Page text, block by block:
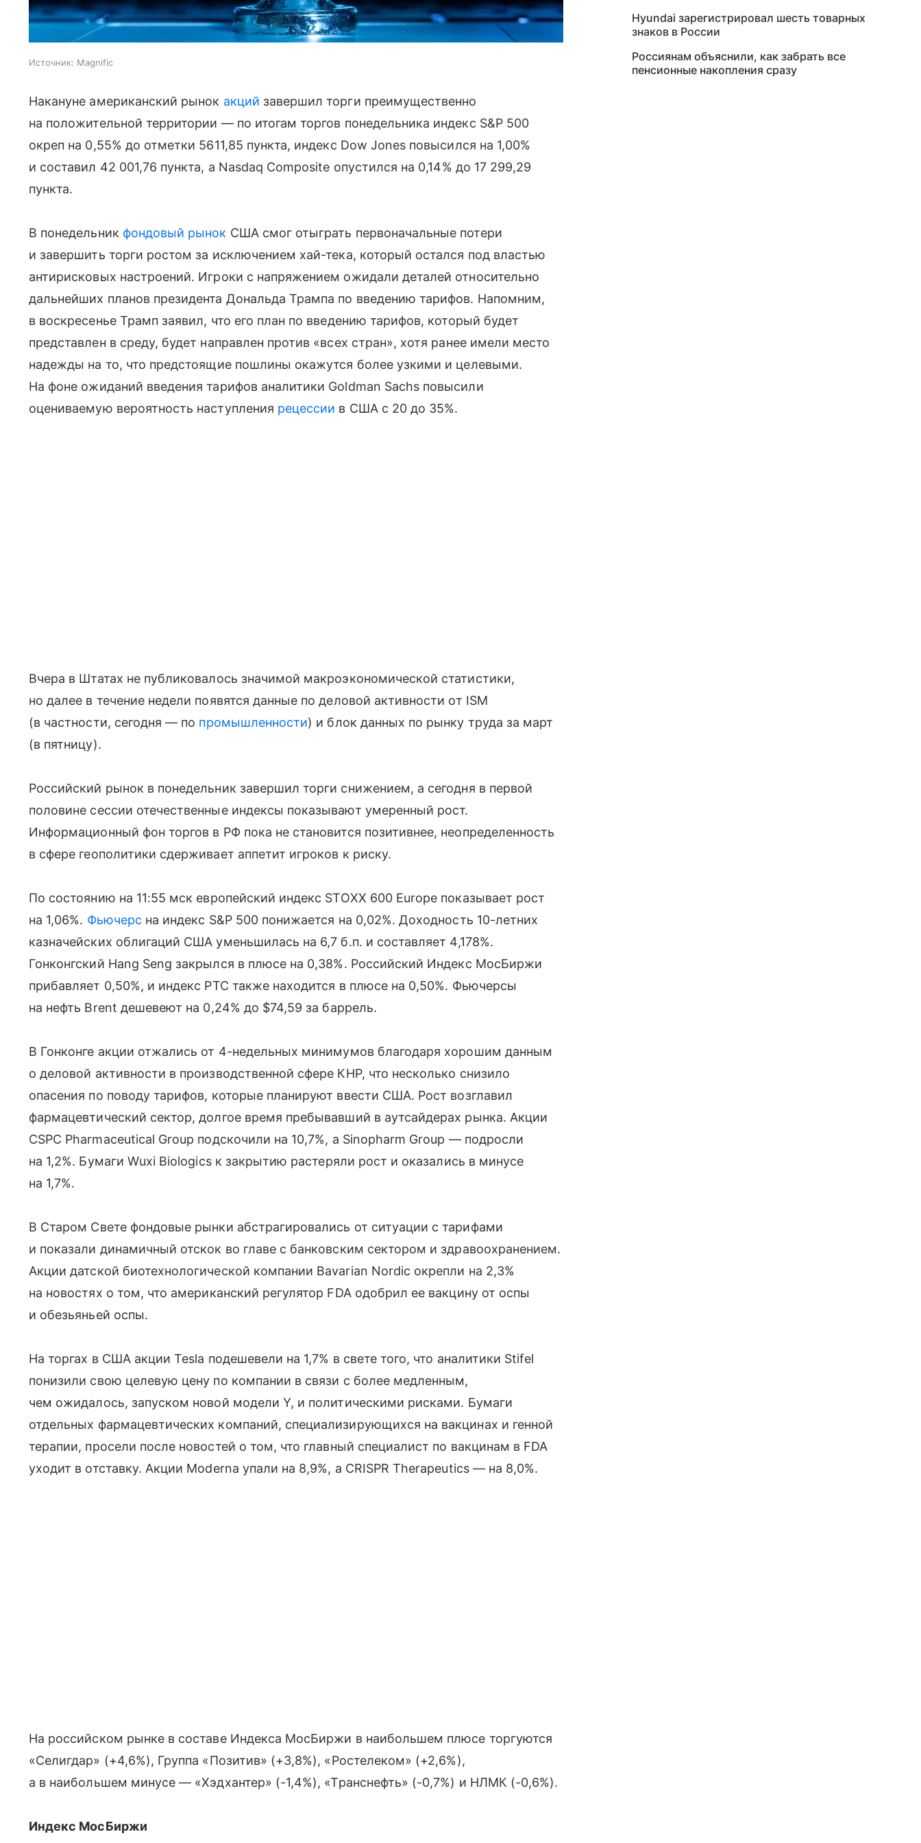
Источник: Magnific
Накануне американский рынок акций завершил торги преимущественно
на положительной территории — по итогам торгов понедельника индекс S&P 500
окреп на 0,55% до отметки 5611,85 пункта, индекс Dow Jones повысился на 1,00%
и составил 42 001,76 пункта, а Nasdaq Composite опустился на 0,14% до 17 299,29
пункта.
В понедельник фондовый рынок США смог отыграть первоначальные потери
и завершить торги ростом за исключением хай-тека, который остался под властью
антирисковых настроений. Игроки с напряжением ожидали деталей относительно
дальнейших планов президента Дональда Трампа по введению тарифов. Напомним,
в воскресенье Трамп заявил, что его план по введению тарифов, который будет
представлен в среду, будет направлен против «всех стран», хотя ранее имели место
надежды на то, что предстоящие пошлины окажутся более узкими и целевыми.
На фоне ожиданий введения тарифов аналитики Goldman Sachs повысили
оцениваемую вероятность наступления рецессии в США с 20 до 35%.
Вчера в Штатах не публиковалось значимой макроэкономической статистики,
но далее в течение недели появятся данные по деловой активности от ISM
(в частности, сегодня — по промышленности) и блок данных по рынку труда за март
(в пятницу).
Российский рынок в понедельник завершил торги снижением, а сегодня в первой
половине сессии отечественные индексы показывают умеренный рост.
Информационный фон торгов в РФ пока не становится позитивнее, неопределенность
в сфере геополитики сдерживает аппетит игроков к риску.
По состоянию на 11:55 мск европейский индекс STOXX 600 Europe показывает рост
на 1,06%. Фьючерс на индекс S&P 500 понижается на 0,02%. Доходность 10-летних
казначейских облигаций США уменьшилась на 6,7 б.п. и составляет 4,178%.
Гонконгский Hang Seng закрылся в плюсе на 0,38%. Российский Индекс МосБиржи
прибавляет 0,50%, и индекс РТС также находится в плюсе на 0,50%. Фьючерсы
на нефть Brent дешевеют на 0,24% до $74,59 за баррель.
В Гонконге акции отжались от 4-недельных минимумов благодаря хорошим данным
о деловой активности в производственной сфере КНР, что несколько снизило
опасения по поводу тарифов, которые планируют ввести США. Рост возглавил
фармацевтический сектор, долгое время пребывавший в аутсайдерах рынка. Акции
CSPC Pharmaceutical Group подскочили на 10,7%, а Sinopharm Group — подросли
на 1,2%. Бумаги Wuxi Biologics к закрытию растеряли рост и оказались в минусе
на 1,7%.
В Старом Свете фондовые рынки абстрагировались от ситуации с тарифами
и показали динамичный отскок во главе с банковским сектором и здравоохранением.
Акции датской биотехнологической компании Bavarian Nordic окрепли на 2,3%
на новостях о том, что американский регулятор FDA одобрил ее вакцину от оспы
и обезьяньей оспы.
На торгах в США акции Tesla подешевели на 1,7% в свете того, что аналитики Stifel
понизили свою целевую цену по компании в связи с более медленным,
чем ожидалось, запуском новой модели Y, и политическими рисками. Бумаги
отдельных фармацевтических компаний, специализирующихся на вакцинах и генной
терапии, просели после новостей о том, что главный специалист по вакцинам в FDA
уходит в отставку. Акции Moderna упали на 8,9%, а CRISPR Therapeutics — на 8,0%.
На российском рынке в составе Индекса МосБиржи в наибольшем плюсе торгуются
«Селигдар» (+4,6%), Группа «Позитив» (+3,8%), «Ростелеком» (+2,6%),
а в наибольшем минусе — «Хэдхантер» (-1,4%), «Транснефть» (-0,7%) и НЛМК (-0,6%).
Индекс МосБиржи
Hyundai зарегистрировал шесть товарных
знаков в России
Россиянам объяснили, как забрать все
пенсионные накопления сразу